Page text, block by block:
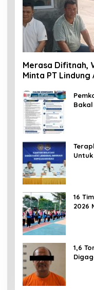
Merasa Difitnah,
Minta PT Lindung
Masyarakat
16
2026
1,6